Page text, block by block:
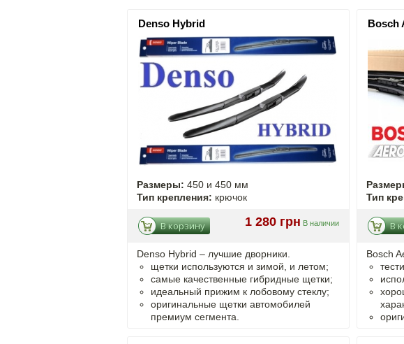
Denso Hybrid
Размеры: 450 и 450 мм
Тип крепления: крючок
1 280 грн В наличии
В корзину
Denso Hybrid – лучшие дворники.
щетки используются и зимой, и летом;
самые качественные гибридные щетки;
идеальный прижим к лобовому стеклу;
оригинальные щетки автомобилей
премиум сегмента.
Bosch
Тип
В
Bosch